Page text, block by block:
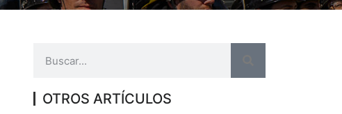
OTROS ARTÍCULOS